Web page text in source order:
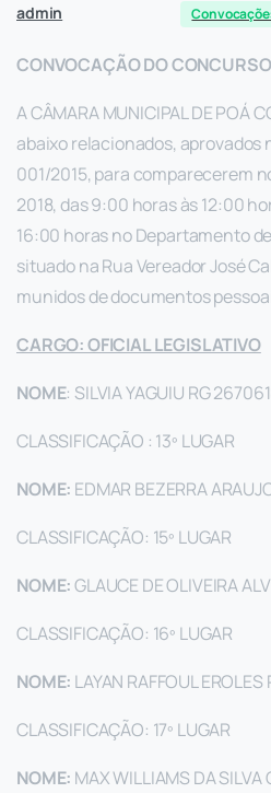
admin
CONVOCAÇÃO DO
A CÂMARA MUNICIPAL DE POÁ
abaixo relacionados, aprovados
001/2015, para comparecerem
2018, das 9:00 horas às 12:00
16:00 horas no Departamento
situado na Rua Vereador José
munidos de documentos
CARGO: OFICIAL LEGISLATIVO
NOME: SILVIA YAGUIU RG
CLASSIFICAÇÃO : 13º LUGAR
NOME: EDMAR BEZERRA
CLASSIFICAÇÃO: 15º LUGAR
NOME:GLAUCE DE OLIVEIRA
CLASSIFICAÇÃO: 16º LUGAR
NOME: LAYAN RAFFOUL
CLASSIFICAÇÃO: 17º LUGAR
NOME: MAX WILLIAMS DA